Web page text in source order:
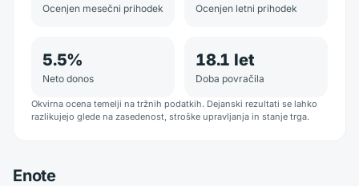
Ocenjen mesečni prihodek Ocenjen letni prihodek
5.5%
Neto donos
18.1 let
Doba povračila
Okvirna ocena temelji na tržnih podatkih. Dejanski rezultati se lahko
razlikujejo glede na zasedenost, stroške upravljanja in stanje trga.
Enote